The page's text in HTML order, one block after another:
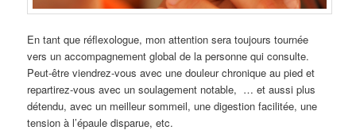
En tant que réflexologue, mon attention sera toujours tournée
vers un accompagnement global de la personne qui consulte.
Peut-être viendrez-vous avec une douleur chronique au pied et
repartirez-vous avec un soulagement notable, … et aussi plus
détendu, avec un meilleur sommeil, une digestion facilitée, une
tension à l’épaule disparue, etc.